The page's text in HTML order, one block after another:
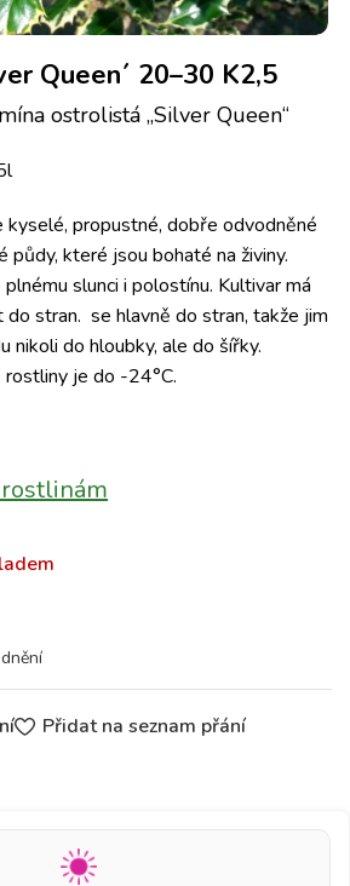
Queen´ 20–30 K2,5
ostrolistá „Silver Queen“
propustné, dobře odvodněné
půdy, které jsou bohaté na živiny.
slunci i polostínu. Kultivar má
stran. se hlavně do stran, takže jim
nikoli do hloubky, ale do šířky.
je do -24°C.
Přidat na seznam přání